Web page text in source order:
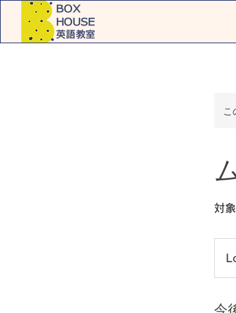
こ
対
今